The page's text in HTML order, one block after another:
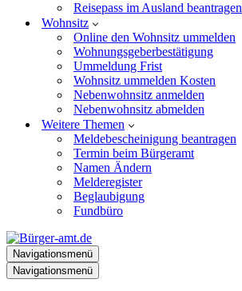
Reisepass im Ausland beantragen
Wohnsitz
Online den Wohnsitz ummelden
Wohnungsgeberbestätigung
Ummeldung Frist
Wohnsitz ummelden Kosten
Nebenwohnsitz anmelden
Nebenwohnsitz abmelden
Weitere Themen
Meldebescheinigung beantragen
Termin beim Bürgeramt
Namen Ändern
Melderegister
Beglaubigung
Fundbüro
Navigationsmenü
Navigationsmenü